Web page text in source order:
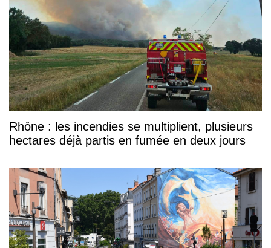
Rhône : les incendies se multiplient, plusieurs
hectares déjà partis en fumée en deux jours